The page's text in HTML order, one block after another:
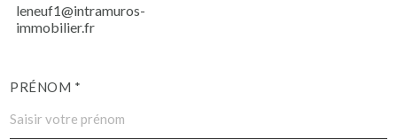
leneuf1@intramuros-
immobilier.fr
PRÉNOM *